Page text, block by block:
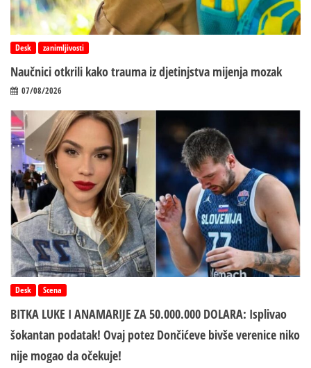
Desk zanimljivosti
Naučnici otkrili kako trauma iz d‌jetinjstva mijenja mozak
07/08/2026
Desk Scena
BITKA LUKE I ANAMARIJE ZA 50.000.000 DOLARA: Isplivao
šokantan podatak! Ovaj potez Dončićeve bivše verenice niko
nije mogao da očekuje!